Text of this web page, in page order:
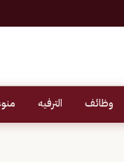
وظائف الترفيه